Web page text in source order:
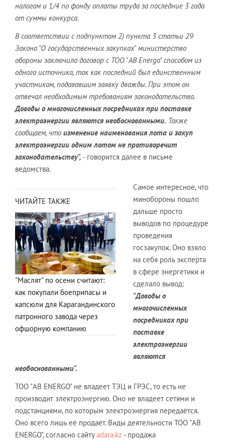
налогам и 1/4 по фонду оплаты труда за последние 3 года
от суммы конкурса.
В соответствии с подпунктом 2) пункта 3 статьи 29
Закона "О государственных закупках" министерство
обороны заключило договор с ТОО "AB Energo" способом из
одного источника, так как последний был единственным
участником, подававшим заявку дважды. При этом он
отвечал необходимым требованиям законодательства.
Доводы о многочисленных посредниках при поставке
электроэнергии являются необоснованными. Также
сообщаем, что изменение наименования лота и закуп
электроэнергии одним лотом не противоречит
законодательству", - говорится далее в письме
ведомства.
ЧИТАЙТЕ ТАКЖЕ
"Маслят" по осени считают:
как покупали боеприпасы и
капсюли для Карагандинского
патронного завода через
офшорную компанию
Самое интересное, что
минобороны пошло
дальше просто
выводов по процедуре
проведения
госзакупок. Оно взяло
на себя роль эксперта
в сфере энергетики и
сделало вывод:
"Доводы о
многочисленных
посредниках при
поставке
электроэнергии
являются
необоснованными".
ТОО "AB ENERGO" не владеет ТЭЦ и ГРЭС, то есть не
производит электроэнергию. Оно не владеет сетями и
подстанциями, по которым электроэнергия передаётся.
Оно всего лишь её продаёт. Виды деятельности ТОО "AB
ENERGO", согласно сайтуadata.kz - продажа